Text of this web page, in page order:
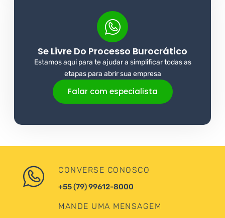
Se Livre Do Processo Burocrático
Estamos aqui para te ajudar a simplificar todas as
etapas para abrir sua empresa
Falar com especialista
CONVERSE CONOSCO
+55 (79) 99612-8000
MANDE UMA MENSAGEM